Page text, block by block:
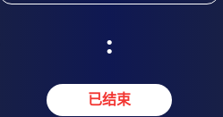
:
已结束